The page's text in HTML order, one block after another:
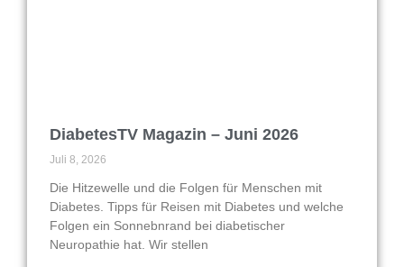
DiabetesTV Magazin – Juni 2026
Juli 8, 2026
Die Hitzewelle und die Folgen für Menschen mit
Diabetes. Tipps für Reisen mit Diabetes und welche
Folgen ein Sonnebnrand bei diabetischer
Neuropathie hat. Wir stellen